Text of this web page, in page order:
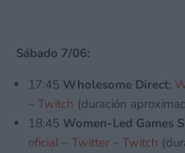
Sábado 7/06:
17:45 Wholesome Direct:
Twitch (duración
18:45 Women-Led Games
oficial
Twitter Twitch